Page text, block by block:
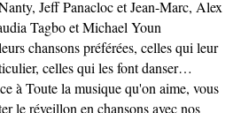
Jeff Panacloc et Jean-Marc, Alex
Tagbo et Michael Youn
chansons préférées, celles qui leur
celles qui les font danser…
à Toute la musique qu'on aime, vous
le réveillon en chansons avec nos